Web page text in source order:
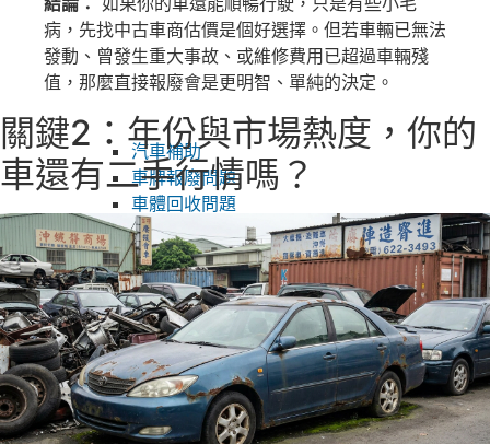
汽車補助
車牌報廢問題
車體回收問題
病，先找中古車商估價是個好選擇。但若車輛已無法
發動、曾發生重大事故、或維修費用已超過車輛殘
值，那麼直接報廢會是更明智、單純的決定。
關鍵2：年份與市場熱度，你的
車還有二手行情嗎？